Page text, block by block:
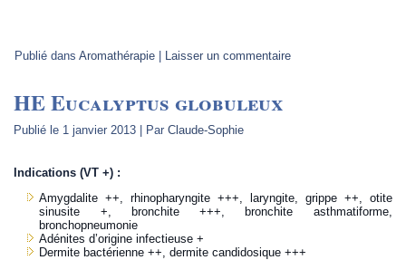
Publié dans Aromathérapie | Laisser un commentaire
HE Eucalyptus globuleux
Publié le 1 janvier 2013 | Par Claude-Sophie
Indications (VT +) :
Amygdalite ++, rhinopharyngite +++, laryngite, grippe ++, otite
sinusite +, bronchite +++, bronchite asthmatiforme,
bronchopneumonie
Adénites d’origine infectieuse +
Dermite bactérienne ++, dermite candidosique +++